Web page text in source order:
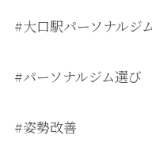
#大口駅パーソナルジ
#パーソナルジム選び
#姿勢改善